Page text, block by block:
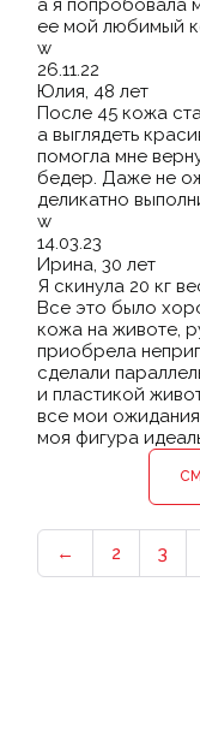
а я попробовала
ее мой любимый
w
26.11.22
Юлия, 48 лет
После 45 кожа
а выглядеть
помогла мне
бедер. Даже не
деликатно
w
14.03.23
Ирина, 30 лет
Я скинула 20 кг
Все это было
кожа на животе,
приобрела
сделали
и пластикой
все мои
моя фигура
← 2 3